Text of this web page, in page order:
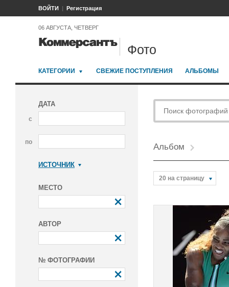
ВОЙТИ Регистрация
06 АВГУСТА, ЧЕТВЕРГ
Фото
КАТЕГОРИИ СВЕЖИЕ ПОСТУПЛЕНИЯ АЛЬБОМЫ
ДАТА
с
по
ИСТОЧНИК
МЕСТО
АВТОР
№ ФОТОГРАФИИ
Альбом
20 на страницу